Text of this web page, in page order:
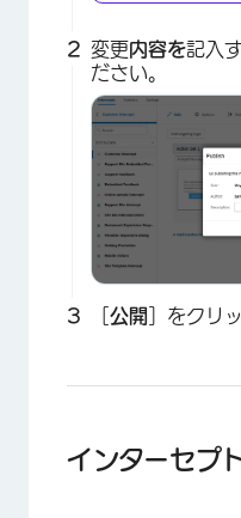
変更内容を記入
ださい。
公開 ］をクリ
インターセプ